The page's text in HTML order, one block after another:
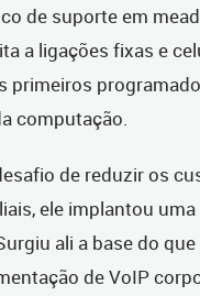
de suporte em
a ligações fixas e
primeiros
computação.
de reduzir os
ele implantou
ali a base do
de VoIP